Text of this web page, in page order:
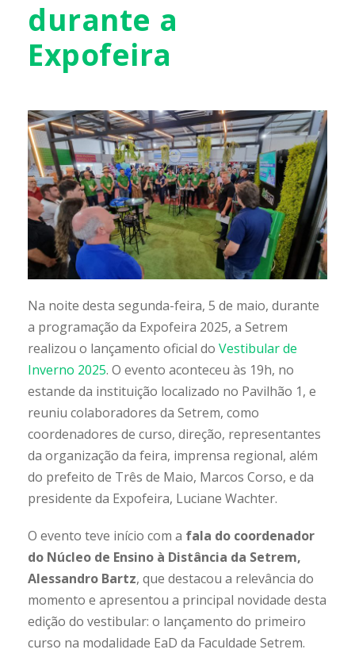
durante a
Expofeira
Na noite desta segunda-feira, 5 de maio, durante
a programação da Expofeira 2025, a Setrem
realizou o lançamento oficial do Vestibular de
Inverno 2025. O evento aconteceu às 19h, no
estande da instituição localizado no Pavilhão 1, e
reuniu colaboradores da Setrem, como
coordenadores de curso, direção, representantes
da organização da feira, imprensa regional, além
do prefeito de Três de Maio, Marcos Corso, e da
presidente da Expofeira, Luciane Wachter.
O evento teve início com a fala do coordenador
do Núcleo de Ensino à Distância da Setrem,
Alessandro Bartz, que destacou a relevância do
momento e apresentou a principal novidade desta
edição do vestibular: o lançamento do primeiro
curso na modalidade EaD da Faculdade Setrem.